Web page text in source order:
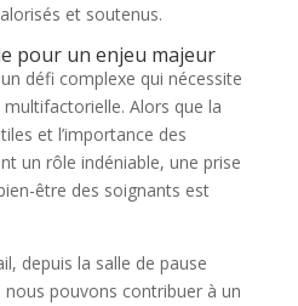
et soutenus.
pour un enjeu majeur
défi complexe qui nécessite
Alors que la
et l’importance des
un rôle indéniable, une prise
être des soignants est
depuis la salle de pause
nous pouvons contribuer à un